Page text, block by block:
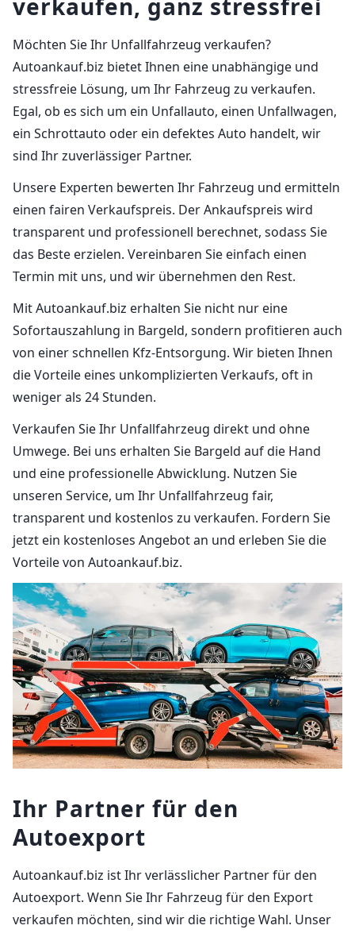
verkaufen, ganz stressfrei
Möchten Sie Ihr Unfallfahrzeug verkaufen?
Autoankauf.biz bietet Ihnen eine unabhängige und
stressfreie Lösung, um Ihr Fahrzeug zu verkaufen.
Egal, ob es sich um ein Unfallauto, einen Unfallwagen,
ein Schrottauto oder ein defektes Auto handelt, wir
sind Ihr zuverlässiger Partner.
Unsere Experten bewerten Ihr Fahrzeug und ermitteln
einen fairen Verkaufspreis. Der Ankaufspreis wird
transparent und professionell berechnet, sodass Sie
das Beste erzielen. Vereinbaren Sie einfach einen
Termin mit uns, und wir übernehmen den Rest.
Mit Autoankauf.biz erhalten Sie nicht nur eine
Sofortauszahlung in Bargeld, sondern profitieren auch
von einer schnellen Kfz-Entsorgung. Wir bieten Ihnen
die Vorteile eines unkomplizierten Verkaufs, oft in
weniger als 24 Stunden.
Verkaufen Sie Ihr Unfallfahrzeug direkt und ohne
Umwege. Bei uns erhalten Sie Bargeld auf die Hand
und eine professionelle Abwicklung. Nutzen Sie
unseren Service, um Ihr Unfallfahrzeug fair,
transparent und kostenlos zu verkaufen. Fordern Sie
jetzt ein kostenloses Angebot an und erleben Sie die
Vorteile von Autoankauf.biz.
Ihr Partner für den
Autoexport
Autoankauf.biz ist Ihr verlässlicher Partner für den
Autoexport. Wenn Sie Ihr Fahrzeug für den Export
verkaufen möchten, sind wir die richtige Wahl. Unser